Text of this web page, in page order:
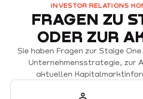
INVESTOR RELATIONS
FRAGEN ZU
ODER ZUR
Sie haben Fragen zur Staige
Unternehmensstrategie, zur
aktuellen